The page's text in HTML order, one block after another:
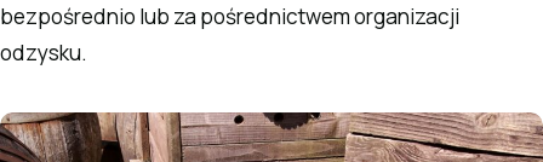
bezpośrednio lub za pośrednictwem organizacji
odzysku.